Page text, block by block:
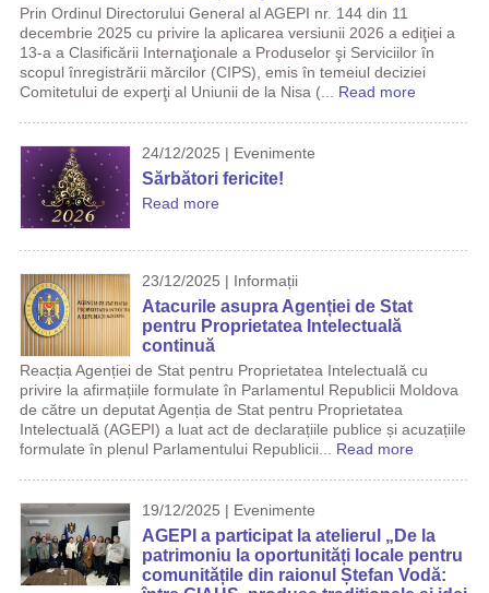
Prin Ordinul Directorului General al AGEPI nr. 144 din 11
decembrie 2025 cu privire la aplicarea versiunii 2026 a ediţiei a
13-a a Clasificării Internaţionale a Produselor şi Serviciilor în
scopul înregistrării mărcilor (CIPS), emis în temeiul deciziei
Comitetului de experţi al Uniunii de la Nisa (... Read more
24/12/2025 | Evenimente
Sărbători fericite!
Read more
23/12/2025 | Informații
Atacurile asupra Agenției de Stat
pentru Proprietatea Intelectuală
continuă
Reacția Agenției de Stat pentru Proprietatea Intelectuală cu
privire la afirmațiile formulate în Parlamentul Republicii Moldova
de către un deputat Agenția de Stat pentru Proprietatea
Intelectuală (AGEPI) a luat act de declarațiile publice și acuzațiile
formulate în plenul Parlamentului Republicii... Read more
19/12/2025 | Evenimente
AGEPI a participat la atelierul „De la
patrimoniu la oportunități locale pentru
comunitățile din raionul Ștefan Vodă: